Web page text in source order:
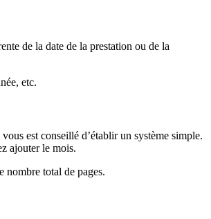
de la date de la prestation ou de la
etc.
est conseillé d’établir un système simple.
ajouter le mois.
nombre total de pages.